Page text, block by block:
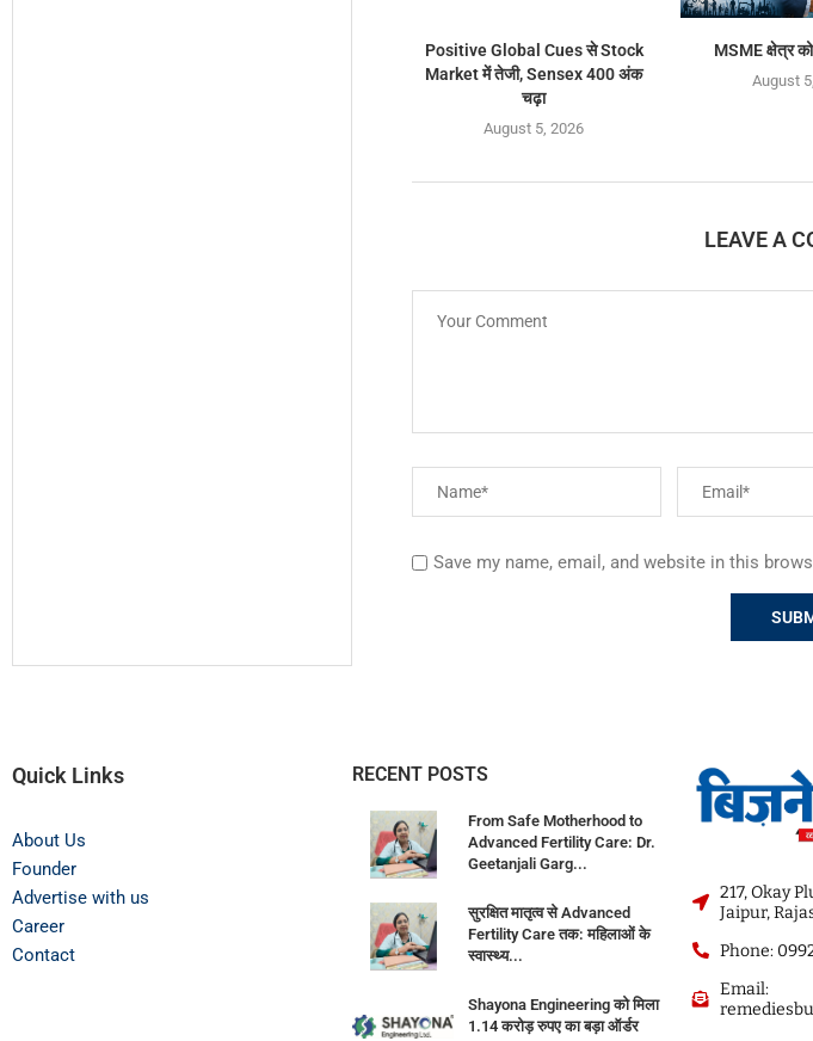
Positive Global Cues से Stock
Market में तेजी, Sensex 400 अंक
चढ़ा
August 5, 2026
MSME क्षेत्र को
August
LEAVE A
Save my name, email, and website in this
Quick Links
About Us
Founder
Advertise with us
Career
Contact
RECENT POSTS
From Safe Motherhood to
Advanced Fertility Care: Dr.
Geetanjali Garg...
सुरक्षित मातृत्व से Advanced
Fertility Care तक: महिलाओं के
स्वास्थ्य...
Shayona Engineering को मिला
1.14 करोड़ रुपए का बड़ा ऑर्डर
217, Okay
Jaipur,
Phone:
Email: